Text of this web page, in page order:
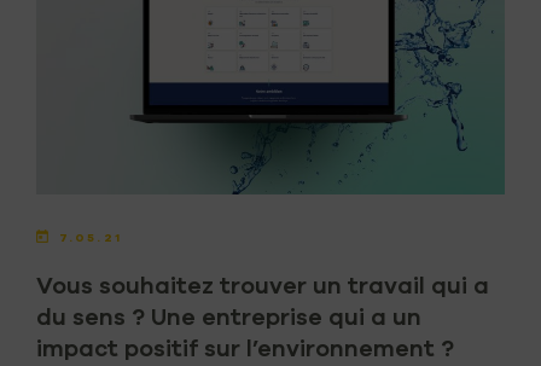
7.05.21
Vous souhaitez trouver un travail qui a
du sens ? Une entreprise qui a un
impact positif sur l’environnement ?